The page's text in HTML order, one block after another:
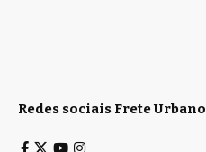
Redes sociais Frete Urbano